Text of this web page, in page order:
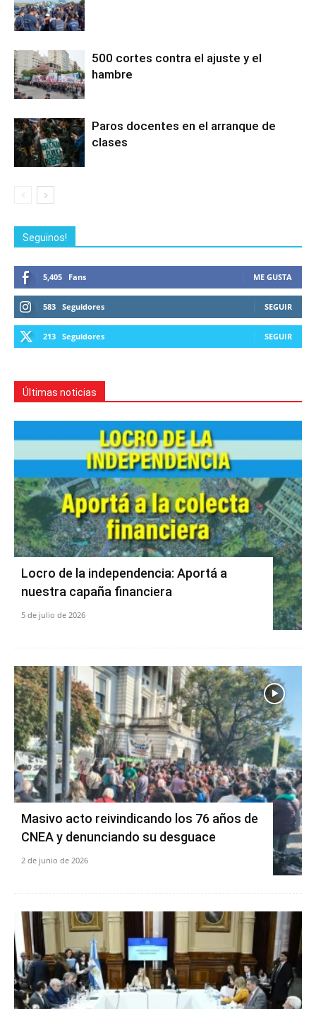
500 cortes contra el ajuste y el
hambre
Paros docentes en el arranque de
clases
Seguinos!
5,405 Fans ME GUSTA
583 Seguidores SEGUIR
213 Seguidores SEGUIR
Últimas noticias
Locro de la independencia: Aportá a
nuestra capaña financiera
5 de julio de 2026
Masivo acto reivindicando los 76 años de
CNEA y denunciando su desguace
2 de junio de 2026